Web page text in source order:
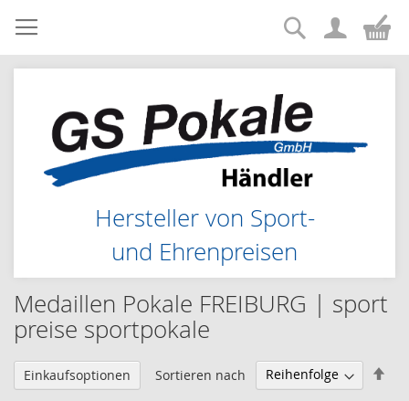
Zum
Inhalt
springen
Hersteller von Sport-
und Ehrenpreisen
Suche
Medaillen Pokale FREIBURG | sport
preise sportpokale
Einkaufsoptionen Sortieren nach